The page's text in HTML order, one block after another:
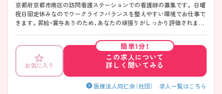
京都府京都市南区の訪問看護ステーションでの看護師の募集です。 日曜
祝日固定休みなのでワークライフバランスを整えやすい環境でお仕事で
きます。昇給・賞与ありのため、あなたの頑張りがしっかり評価されま
お気に入り
簡単1分！
この求人について
詳しく聞いてみる
医療法人同仁会（社団） 求人一覧はこちら